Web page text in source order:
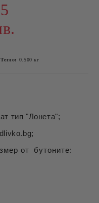
Тегло: 0.500 кг
тип "Лонета";
от бутоните: